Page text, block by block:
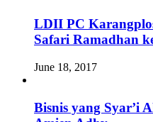
LDII PC
Safari Ramadhan
June 18, 2017
Bisnis yang Syar’i